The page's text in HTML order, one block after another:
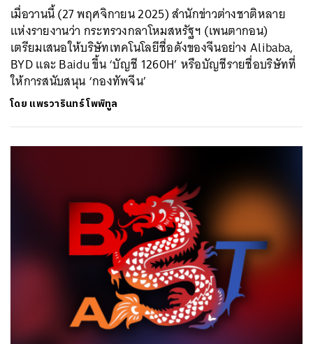
เมื่อวานนี้ (27 พฤศจิกายน 2025) สำนักข่าวต่างชาติหลาย
แห่งรายงานว่า กระทรวงกลาโหมสหรัฐฯ (เพนตากอน)
เตรียมเสนอให้บริษัทเทคโนโลยีชื่อดังของจีนอย่าง Alibaba,
BYD และ Baidu ขึ้น ‘บัญชี 1260H’ หรือบัญชีรายชื่อบริษัทที่
ให้การสนับสนุน ‘กองทัพจีน’
โดย แพรวารินทร์ โพพิทูล